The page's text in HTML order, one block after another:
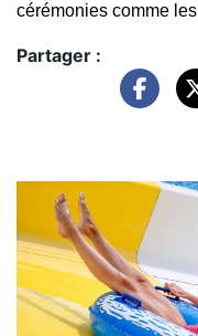
cérémonies comme
Partager :